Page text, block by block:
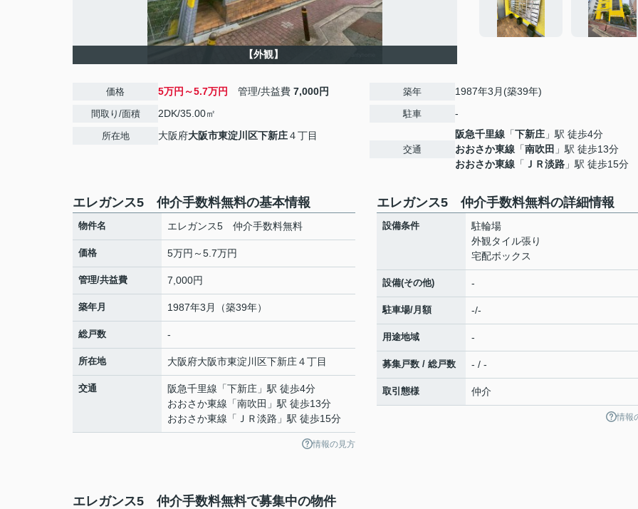
【外観】
価格 5万円～5.7万円 管理/共益費 7,000円
間取り/面積 2DK/35.00㎡
所在地 大阪府大阪市東淀川区下新庄４丁目
築年 1987年3月(築39年)
駐車 -
交通
阪急千里線 「下新庄 」駅 徒歩4分
おおさか東線 「南吹田 」駅 徒歩13分
おおさか東線 「 ＪＲ淡路 」駅 徒歩15分
エレガンス5 仲介手数料無料の基本情報
物件名 エレガンス5 仲介手数料無料
価格 5万円～5.7万円
管理/共益費 7,000円
築年月 1987年3月（築39年）
総戸数 -
所在地 大阪府大阪市東淀川区下新庄４丁目
交通 阪急千里線 「下新庄 」駅 徒歩4分
おおさか東線 「南吹田 」駅 徒歩13分
おおさか東線 「 ＪＲ淡路 」駅 徒歩15分
情報の見方
エレガンス5 仲介手数料無料の詳細情報
設備条件
駐輪場
外観タイル張り
宅配ボックス
設備(その他) -
駐車場/月額 -/-
用途地域 -
募集戸数 / 総戸数 - / -
取引態様 仲介
情報
エレガンス5 仲介手数料無料で募集中の物件